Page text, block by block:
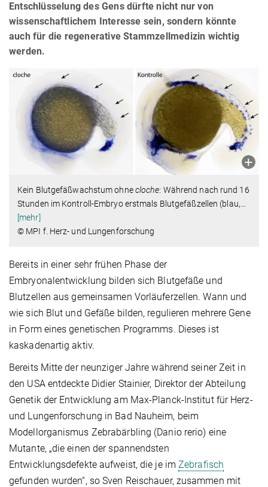
Entschlüsselung des Gens dürfte nicht nur von
wissenschaftlichem Interesse sein, sondern könnte
auch für die regenerative Stammzellmedizin wichtig
werden.
Kein Blutgefäßwachstum ohnecloche: Während nach rund 16
Stunden im Kontroll-Embryo erstmals Blutgefäßzellen (blau,
[mehr]
© MPI f. Herz- und Lungenforschung
Bereits in einer sehr frühen Phase der
Embryonalentwicklung bilden sich Blutgefäße und
Blutzellen aus gemeinsamen Vorläuferzellen. Wann und
wie sich Blut und Gefäße bilden, regulieren mehrere Gene
in Form eines genetischen Programms. Dieses ist
kaskadenartig aktiv.
Bereits Mitte der neunziger Jahre während seiner Zeit in
den USA entdeckte Didier Stainier, Direktor der Abteilung
Genetik der Entwicklung am Max-Planck-Institut für Herz-
und Lungenforschung in Bad Nauheim, beim
Modellorganismus Zebrabärbling (Danio rerio) eine
Mutante, „die einen der spannendsten
Entwicklungsdefekte aufweist, die je imZebrafisch
gefunden wurden“, so Sven Reischauer, zusammen mit